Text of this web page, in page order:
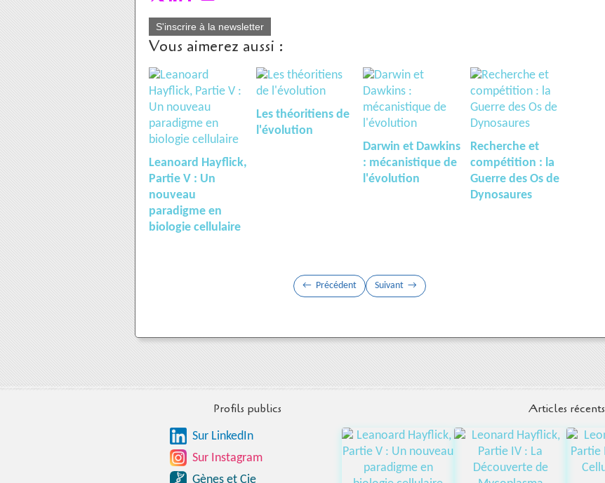
S'inscrire à la newsletter
Vous aimerez aussi :
Leanoard Hayflick,
Partie V : Un
nouveau
paradigme en
biologie cellulaire
Les théoritiens de
l'évolution
Darwin et Dawkins
: mécanistique de
l'évolution
Recherche et
compétition : la
Guerre des Os de
Dynosaures
Précédent Suivant
Profils publics
Sur LinkedIn
Sur Instagram
Gènes et Cie
Articles récents